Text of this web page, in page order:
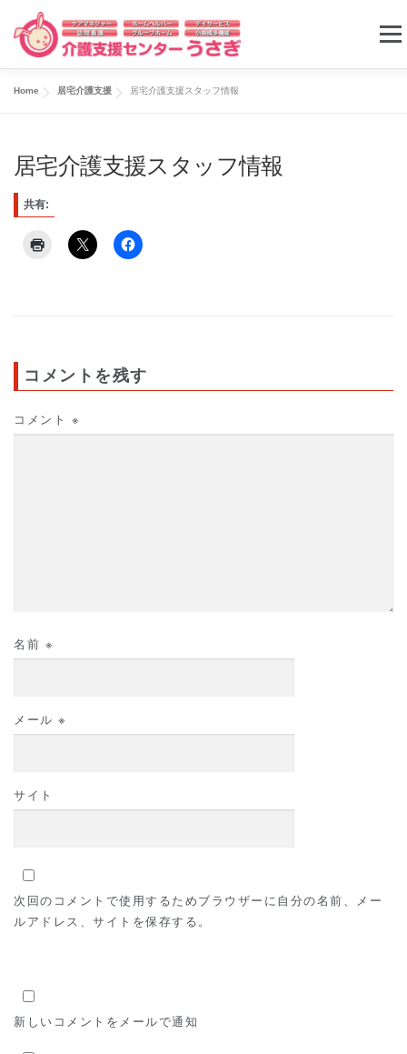
ン
テ
ス
キ
メ
ケアプラン
グループホーム 小規模多機能ホーム
お問い合わせ
Home 居宅介護支援 居宅介護支援スタッフ情報
居宅介護支援スタッフ情報
共有:
コメントを残す
コメント ※
名前 ※
メール ※
サイト
次回のコメントで使用するためブラウザーに自分の名前、メー
ルアドレス、サイトを保存する。
新しいコメントをメールで通知